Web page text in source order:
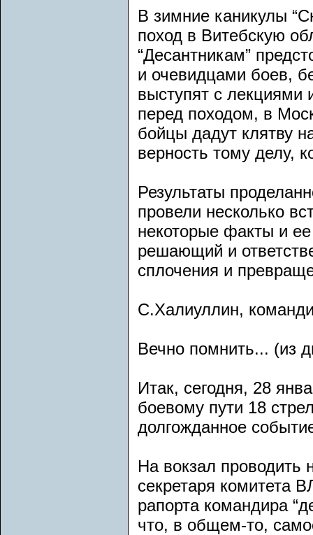
В зимние каникулы
поход в Витебскую
“Десантникам”
и очевидцами боев,
выступят с лекциями
перед походом, в
бойцы дадут клятву
верность тому делу,
Результаты
провели несколько
некоторые факты и
решающий и
сплочения и
С.Халиуллин,
Вечно помнить... (из
Итак, сегодня, 28
боевому пути 18
долгожданное
На вокзал проводить
секретаря комитета
рапорта командира
что, в общем-то,